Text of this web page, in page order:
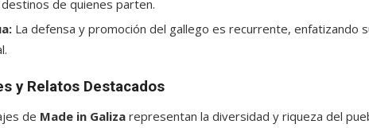
de quienes parten.
La defensa y promoción del gallego es recurrente, enfatizando
y Relatos Destacados
de Made in Galiza representan la diversidad y riqueza del